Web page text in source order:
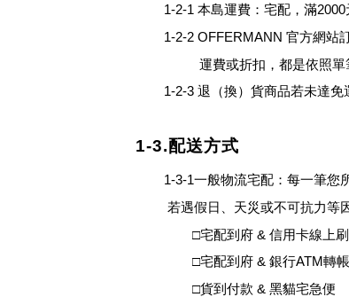
1-2-1本島運費：宅配，滿2000
1-2-2OFFERMANN官方網站
運費或折扣，都是依照單筆
1-2-3退 （換）貨商品若未達免
1-3.配送方式
1-3-1一般物流宅配：每一筆您
若遇假日、天災或不可抗力等
□宅配到府 &信用卡線上
□宅配到府 &銀行ATM轉帳
□貨到付款 & 黑貓宅急便